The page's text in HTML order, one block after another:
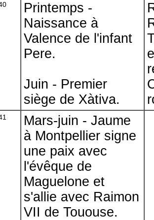
Printemps -
Naissance à
Valence de l'infant
Pere.
Juin - Premier
siège de Xàtiva.
Mars-juin - Jaume
à Montpellier signe
une paix avec
l'évêque de
Maguelone et
s'allie avec Raimon
VII de Tououse.